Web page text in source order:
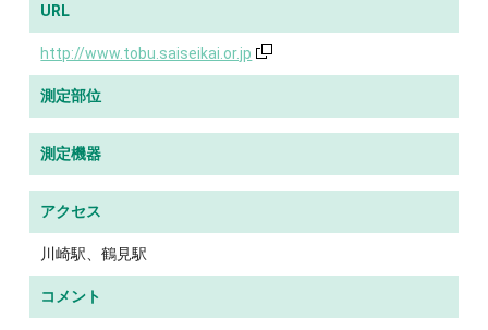
URL
http://www.tobu.saiseikai.or.jp
測定部位
測定機器
アクセス
川崎駅、鶴見駅
コメント